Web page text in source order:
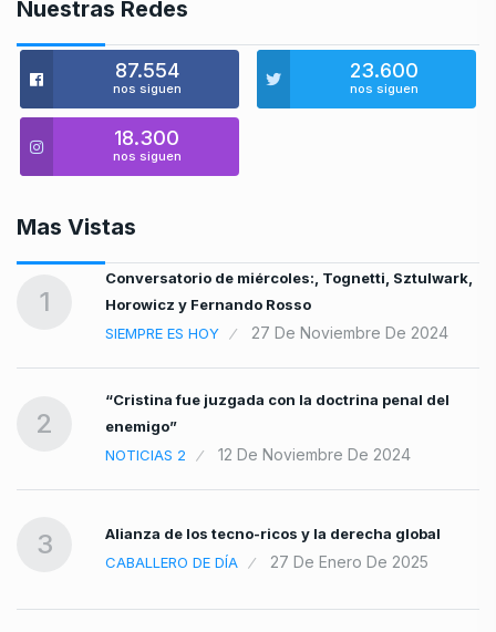
Nuestras Redes
87.554
nos siguen
23.600
nos siguen
18.300
nos siguen
Mas Vistas
1
Conversatorio de miércoles:, Tognetti, Sztulwark,
Horowicz y Fernando Rosso
SIEMPRE ES HOY
27 De Noviembre De 2024
2
“Cristina fue juzgada con la doctrina penal del
enemigo”
NOTICIAS 2
12 De Noviembre De 2024
3
Alianza de los tecno-ricos y la derecha global
CABALLERO DE DÍA
27 De Enero De 2025